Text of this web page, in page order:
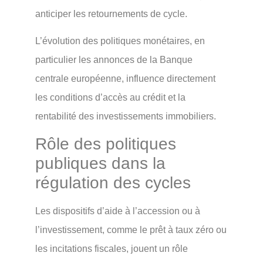
anticiper les retournements de cycle.
L’évolution des politiques monétaires, en
particulier les annonces de la Banque
centrale européenne, influence directement
les conditions d’accès au crédit et la
rentabilité des investissements immobiliers.
Rôle des politiques
publiques dans la
régulation des cycles
Les dispositifs d’aide à l’accession ou à
l’investissement, comme le prêt à taux zéro ou
les incitations fiscales, jouent un rôle